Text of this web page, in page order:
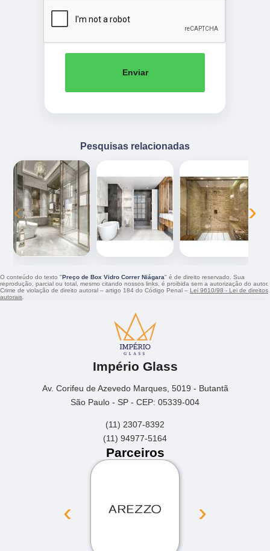
Enviar
Pesquisas relacionadas
‹ ›
O conteúdo do texto "Preço de Box Vidro Correr Niágara" é de direito reservado. Sua
reprodução, parcial ou total, mesmo citando nossos links, é proibida sem a autorização do autor.
Crime de violação de direito autoral – artigo 184 do Código Penal – Lei 9610/98 - Lei de direitos
autorais
Império Glass
Av. Corifeu de Azevedo Marques, 5019 - Butantã
São Paulo - SP - CEP: 05339-004
(11) 2307-8392
(11) 94977-5164
Parceiros
‹ ›